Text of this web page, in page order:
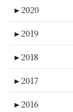
►2020
►2019
►2018
►2017
►2016